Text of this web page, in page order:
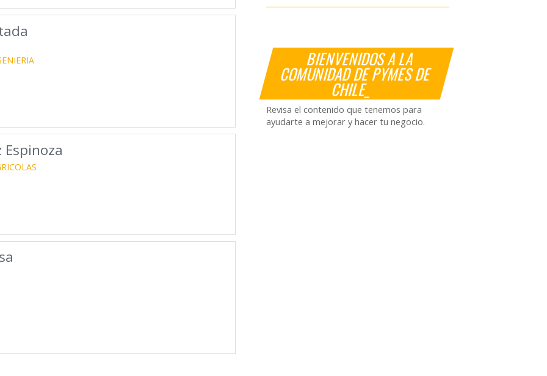
BIENVENIDOS A LA
COMUNIDAD DE PYMES DE
CHILE_
Revisa el contenido que tenemos para
ayudarte a mejorar y hacer tu negocio.